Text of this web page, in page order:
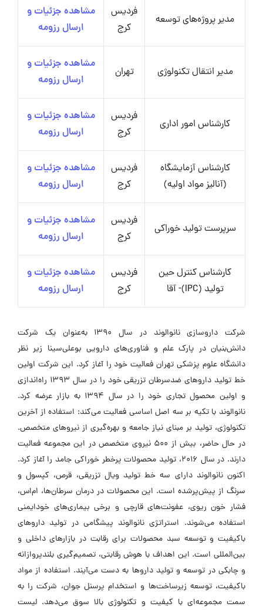
مدیر پروژه‌های توسعه
فردیس
کرج
مشاهده جزئیات و
ارسال رزومه
مدیر انتقال تکنولوژی تهران
مشاهده جزئیات و
ارسال رزومه
کارشناس امور اداری
فردیس
کرج
مشاهده جزئیات و
ارسال رزومه
کارشناس آزمایشگاه
(آنالیز مواد اولیه)
فردیس
کرج
مشاهده جزئیات و
ارسال رزومه
سرپرست تولید خوراکی
فردیس
کرج
مشاهده جزئیات و
ارسال رزومه
کارشناس کنترل حین
تولید (IPC)- آقا
فردیس
کرج
مشاهده جزئیات و
ارسال رزومه
شرکت داروسازی نانوالوند در سال 1390 به‌عنوان یک شرکت
دانش‌بنیان در پارک علم و فناوری‌های دارویی بوعلی‌سینا زیر نظر
دانشگاه علوم پزشکی تهران فعالیت خود را آغاز کرد. این شرکت اولین
خط تولید داروهای ضدسرطان تزریقی خود را در سال 1393 راه‌اندازی
و اولین محصول تجاری خود را در سال 1394 به بازار عرضه کرد.
نانوالوند با تکیه بر سه اصل اساسی فعالیت می‌کند: استفاده از آخرین
تکنولوژی، تولید بر مبنای نیاز جامعه و بهره‌گیری از نیروهای متخصص.
در حال حاضر، بیش از 500 نیروی متخصص در این مجموعه فعالیت
دارند. در سال 2016، تولید محصولات پرخطر خوراکی جامد را آغاز کرد.
اکنون نانوالوند دارای سه خط تولید ویال تزریقی، قرص، کپسول و
سرنگ از پیش‌پرشده است. این محصولات در درمان سرطان‌ها، ام‌اس،
فشار خون ریوی، عفونت‌های قارچی و برخی بیماری‌های خودایمنی
استفاده می‌شوند. استراتژی نانوالوند پیشگامی در تولید داروهای
باکیفیت و توسعه سبد محصولات برای رقابت در بازارهای داخلی و
بین‌المللی است. این اهداف با هوش رقابتی، تصمیم‌گیری بلندپروازانه
و چابکی در توسعه و تولید داروها به دست می‌آیند. استفاده از مواد
باکیفیت، توسعه زیرساخت‌ها و استخدام پرسنل جوان، شرکت را به
سمت مجموعه‌ای با کیفیت و تکنولوژی بالا سوق می‌دهد. لیست